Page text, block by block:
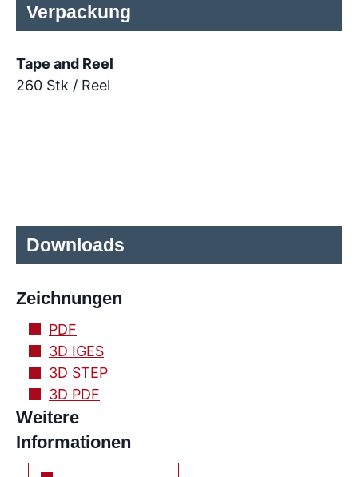
Verpackung
Tape and Reel
260 Stk / Reel
Downloads
Zeichnungen
PDF
3D IGES
3D STEP
3D PDF
Weitere
Informationen